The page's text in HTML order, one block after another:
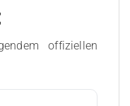
offiziellen